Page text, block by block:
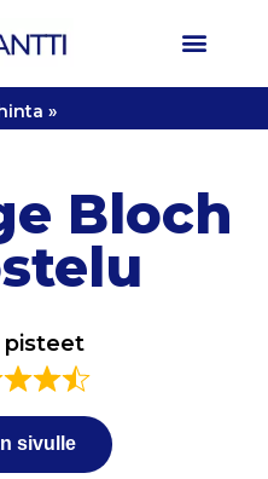
»
Bloch
pisteet
sivulle